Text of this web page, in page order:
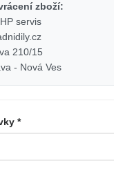
zboží:
servis
210/15
- Nová Ves
*